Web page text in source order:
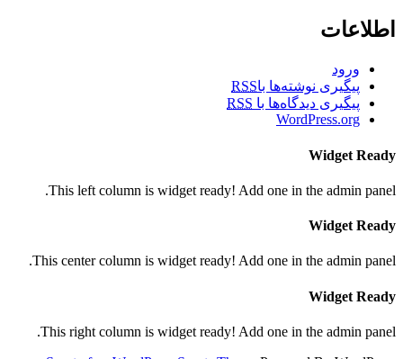
اطلاعات
ورود
پیگیری نوشته‌ها باRSS
پیگیری دیدگاه‌ها با RSS
WordPress.org
Widget Ready
This left column is widget ready! Add one in the admin panel.
Widget Ready
This center column is widget ready! Add one in the admin panel.
Widget Ready
This right column is widget ready! Add one in the admin panel.